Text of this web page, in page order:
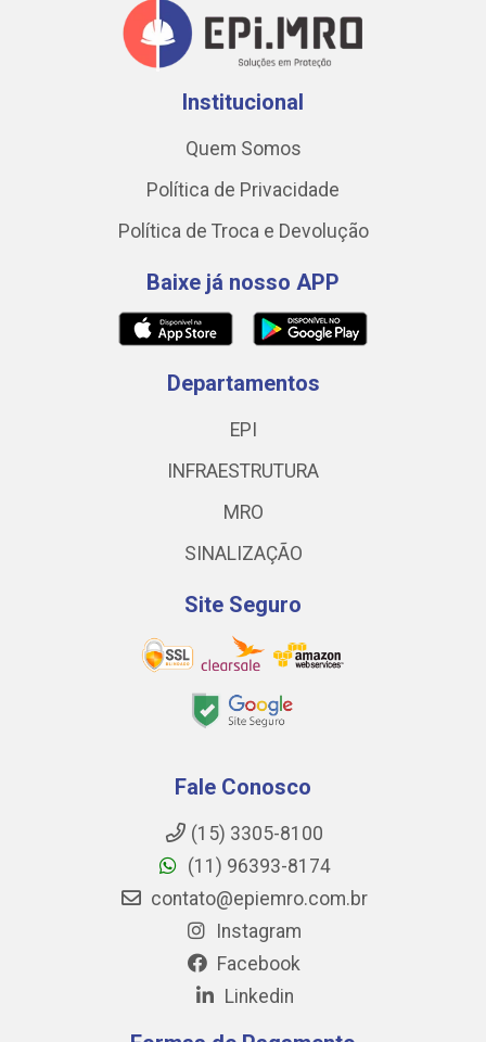
Institucional
Quem Somos
Política de Privacidade
Política de Troca e Devolução
Baixe já nosso APP
Departamentos
EPI
INFRAESTRUTURA
MRO
SINALIZAÇÃO
Site Seguro
Fale Conosco
(15) 3305-8100
(11) 96393-8174
contato@epiemro.com.br
Instagram
Facebook
Linkedin